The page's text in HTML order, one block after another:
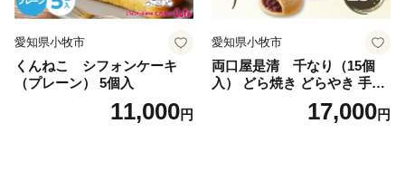
愛知県小牧市
くんねこ シフォンケーキ
（プレーン） 5個入
11,000円
愛知県小牧市
両口屋是清 千なり（15個
入） どら焼き どらやき 手土
産 お土産 土産 丹波大納言小
豆 抹茶 林檎 りんご 慶事 お
17,000円